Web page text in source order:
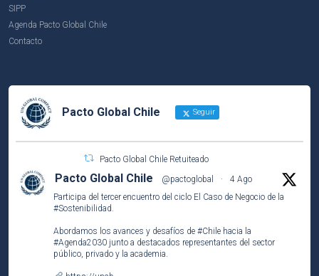
SIPP
Agenda Pacto Global Chile
Contacto
Pacto Global Chile Seguir
Pacto Global Chile Retuiteado
Pacto Global Chile @pactoglobal ·
4 Ago
Participa del tercer encuentro del ciclo El Caso de Negocio de la
#Sostenibilidad.
Abordamos los avances y desafíos de #Chile hacia la
#Agenda2030 junto a destacados representantes del sector
público, privado y la academia.